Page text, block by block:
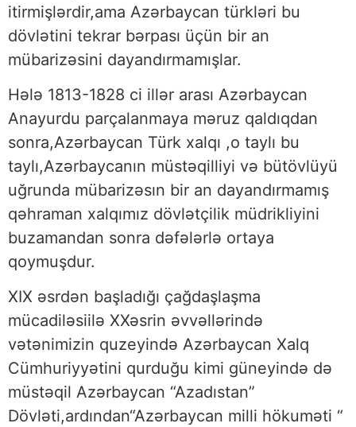
itirmişlərdir,ama Azərbaycan türkləri bu
dövlətini tekrar bərpası üçün bir an
mübarizəsini dayandırmamışlar.
Hələ 1813-1828 ci illər arası Azərbaycan
Anayurdu parçalanmaya məruz qaldıqdan
sonra,Azərbaycan Türk xalqı ,o taylı bu
taylı,Azərbaycanın müstəqilliyi və bütövlüyü
uğrunda mübarizəsın bir an dayandırmamış
qəhraman xalqımız dövlətçilik müdrikliyini
buzamandan sonra dəfələrlə ortaya
qoymuşdur.
XIX əsrdən başladığı çağdaşlaşma
mücadiləsiilə XXəsrin əvvəllərində
vətənimizin quzeyində Azərbaycan Xalq
Cümhuriyyətini qurduğu kimi güneyində də
müstəqil Azərbaycan “Azadıstan”
Dövləti,ardından“Azərbaycan milli hökuməti “